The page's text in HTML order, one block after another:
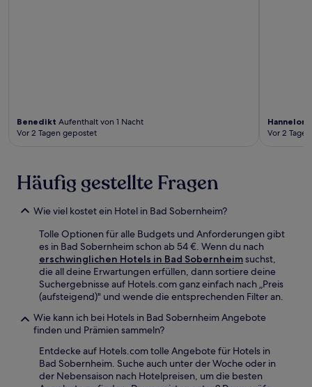
Benedikt Aufenthalt von 1 Nacht
Vor 2 Tagen gepostet
Hannelore
Vor 2
Häufig gestellte Fragen
Wie viel kostet ein Hotel in Bad Sobernheim?
Tolle Optionen für alle Budgets und Anforderungen gibt
es in Bad Sobernheim schon ab 54 €. Wenn du nach
erschwinglichen Hotels in Bad Sobernheimsuchst,
die all deine Erwartungen erfüllen, dann sortiere deine
Suchergebnisse auf Hotels.com ganz einfach nach „Preis
(aufsteigend)" und wende die entsprechenden Filter an.
Wie kann ich bei Hotels in Bad Sobernheim Angebote
finden und Prämien sammeln?
Entdecke auf Hotels.com tolle Angebote für Hotels in
Bad Sobernheim. Suche auch unter der Woche oder in
der Nebensaison nach Hotelpreisen, um die besten